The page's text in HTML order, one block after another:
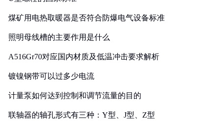
煤矿用电热取暖器是否符合防爆电气设备标准
照明母线槽的主要作用是什么
A516Gr70对应国内材质及低温冲击要求解析
镀镍钢带可以过多少电流
计量泵如何达到控制和调节流量的目的
联轴器的轴孔形式有三种：Y型、J型、Z型